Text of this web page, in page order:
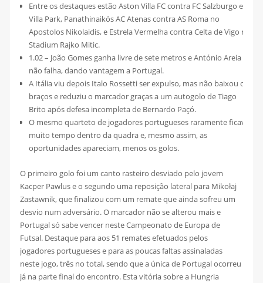
Entre os destaques estão Aston Villa FC contra FC Salzburgo em
Villa Park, Panathinaikós AC Atenas contra AS Roma no
Apostolos Nikolaidis, e Estrela Vermelha contra Celta de Vigo no
Stadium Rajko Mitic.
1.02 – João Gomes ganha livre de sete metros e António Areia
não falha, dando vantagem a Portugal.
A Itália viu depois Italo Rossetti ser expulso, mas não baixou os
braços e reduziu o marcador graças a um autogolo de Tiago
Brito após defesa incompleta de Bernardo Paçó.
O mesmo quarteto de jogadores portugueses raramente ficava
muito tempo dentro da quadra e, mesmo assim, as
oportunidades apareciam, menos os golos.
O primeiro golo foi um canto rasteiro desviado pelo jovem
Kacper Pawlus e o segundo uma reposição lateral para Mikołaj
Zastawnik, que finalizou com um remate que ainda sofreu um
desvio num adversário. O marcador não se alterou mais e
Portugal só sabe vencer neste Campeonato de Europa de
Futsal. Destaque para aos 51 remates efetuados pelos
jogadores portugueses e para as poucas faltas assinaladas
neste jogo, três no total, sendo que a única de Portugal ocorreu
já na parte final do encontro. Esta vitória sobre a Hungria